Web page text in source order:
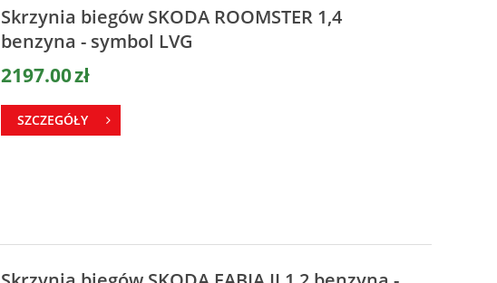
Skrzynia biegów SKODA ROOMSTER 1,4
benzyna - symbol LVG
2197.00zł
SZCZEGÓŁY